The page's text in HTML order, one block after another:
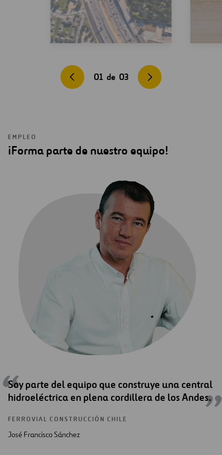
01 de 03
EMPLEO
¡Forma parte de nuestro equipo!
Soy parte del equipo que construye una central
hidroeléctrica en plena cordillera de los Andes.
FERROVIAL CONSTRUCCIÓN CHILE
José Francisco Sánchez